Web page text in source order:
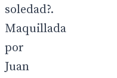
soledad?.
Maquillada
por
Juan